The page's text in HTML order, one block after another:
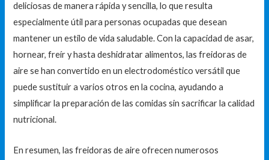
deliciosas de manera rápida y sencilla, lo que resulta
especialmente útil para personas ocupadas que desean
mantener un estilo de vida saludable. Con la capacidad de asar,
hornear, freír y hasta deshidratar alimentos, las freidoras de
aire se han convertido en un electrodoméstico versátil que
puede sustituir a varios otros en la cocina, ayudando a
simplificar la preparación de las comidas sin sacrificar la calidad
nutricional.
En resumen, las freidoras de aire ofrecen numerosos